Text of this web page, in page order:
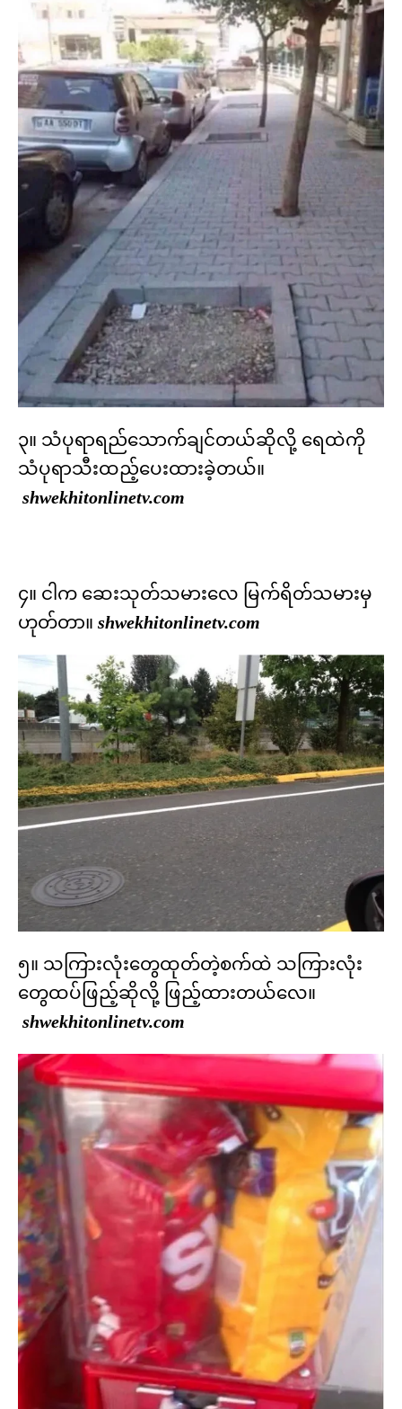
၃။ သံပုရာရည်သောက်ချင်တယ်ဆိုလို့ ရေထဲကို
သံပုရာသီးထည့်ပေးထားခဲ့တယ်။
shwekhitonlinetv.com
၄။ ငါက ဆေးသုတ်သမားလေ မြက်ရိတ်သမားမှ
ဟုတ်တာ။ shwekhitonlinetv.com
၅။ သကြားလုံးတွေထုတ်တဲ့စက်ထဲ သကြားလုံး
တွေထပ်ဖြည့်ဆိုလို့ ဖြည့်ထားတယ်လေ။
shwekhitonlinetv.com